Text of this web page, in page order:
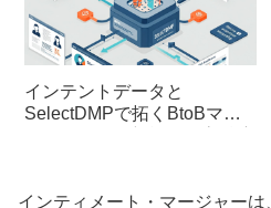
インテントデータと
SelectDMPで拓くBtoBマー
インティメート・マージャー